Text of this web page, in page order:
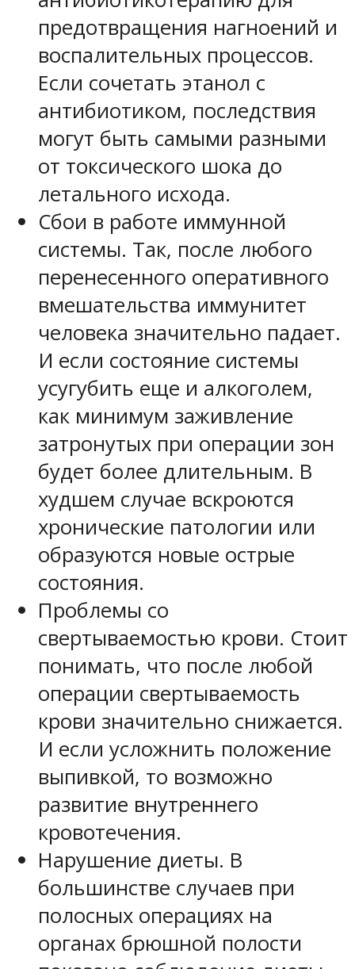
предотвращения нагноений и
воспалительных процессов.
Если сочетать этанол с
антибиотиком, последствия
могут быть самыми разными
от токсического шока до
летального исхода.
Сбои в работе иммунной
системы. Так, после любого
перенесенного оперативного
вмешательства иммунитет
человека значительно падает.
И если состояние системы
усугубить еще и алкоголем,
как минимум заживление
затронутых при операции зон
будет более длительным. В
худшем случае вскроются
хронические патологии или
образуются новые острые
состояния.
Проблемы со
свертываемостью крови. Стоит
понимать, что после любой
операции свертываемость
крови значительно снижается.
И если усложнить положение
выпивкой, то возможно
развитие внутреннего
кровотечения.
Нарушение диеты. В
большинстве случаев при
полосных операциях на
органах брюшной полости